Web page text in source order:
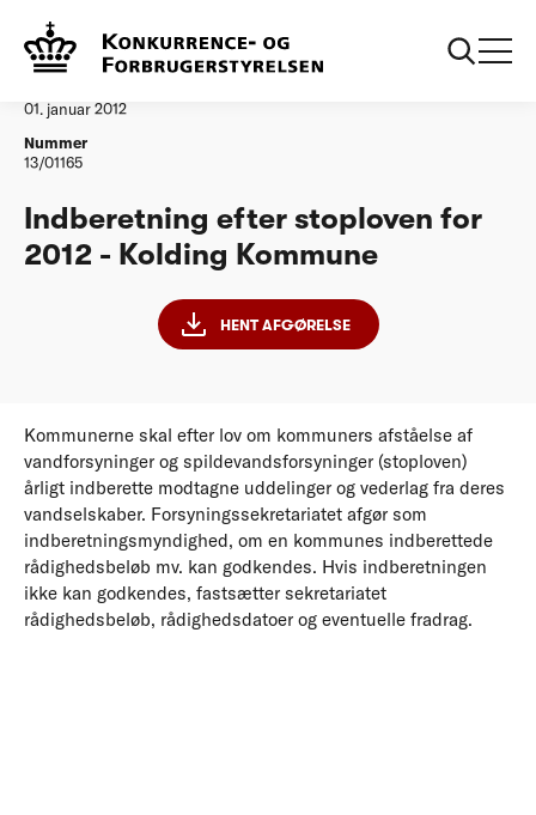
Vandtilsyn
01. januar 2012
Nummer
13/01165
Indberetning efter stoploven for
2012 - Kolding Kommune
HENT AFGØRELSE
Kommunerne skal efter lov om kommuners afståelse af
vandforsyninger og spildevandsforsyninger (stoploven)
årligt indberette modtagne uddelinger og vederlag fra deres
vandselskaber. Forsyningssekretariatet afgør som
indberetningsmyndighed, om en kommunes indberettede
rådighedsbeløb mv. kan godkendes. Hvis indberetningen
ikke kan godkendes, fastsætter sekretariatet
rådighedsbeløb, rådighedsdatoer og eventuelle fradrag.